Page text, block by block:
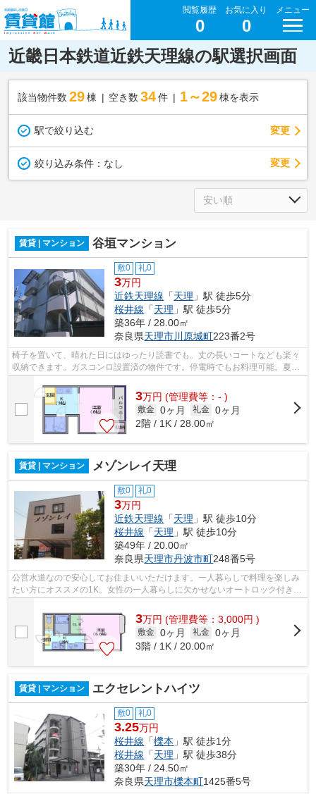
閲覧履歴
0
お気に入り
0
メニュー
近畿日本鉄道近鉄天理線の駅選択画面
該当物件数 29棟 空き数 34 件 1～29 棟を表示
駅で絞り込む 変更
絞り込み条件： なし 変更
賃貸 | マンション 谷垣マンション
敷0 礼0
3万円
近鉄天理線 「天理 」駅 徒歩5分
桜井線 「天理 」駅 徒歩5分
築36年 / 28.00㎡
奈良県天理市川原城町223番2号
椅子を置いて、晴れた日にはゆったり読書でも。丈の長いコートなども楽々
収納できます。ガスコンロ設置済の物件です。停電時でもお料理可能。夏は
3万円 (管理費等：- )
敷金 0ヶ月 礼金 0ヶ月
2階 / 1K / 28.00㎡
賃貸 | マンション メゾンレイ天理
敷0 礼0
3万円
近鉄天理線 「天理 」駅 徒歩10分
桜井線 「天理 」駅 徒歩10分
築49年 / 20.00㎡
奈良県天理市丹波市町248番5号
公営水道なので安心してお住まいいただけます。一人暮らしで料理を楽しみ
たい方にオススメの1K。女性の一人暮らしに欠かせないオートロック付きで
3万円 (管理費等：3,000円 )
敷金 0ヶ月 礼金 0ヶ月
3階 / 1K / 20.00㎡
賃貸 | マンション エクセレントハイツ
敷0 礼0
3.25万円
桜井線 「櫟本 」駅 徒歩1分
桜井線 「天理 」駅 徒歩38分
築30年 / 24.50㎡
奈良県天理市櫟本町1425番5号